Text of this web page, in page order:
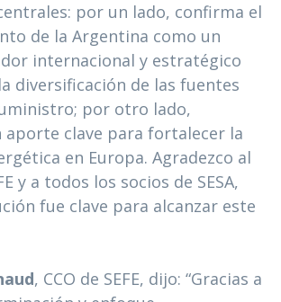
por un lado, confirma el
de la Argentina como un
internacional y estratégico
diversificación de las fuentes
por otro lado,
aporte clave para fortalecer la
en Europa. Agradezco al
y a todos los socios de SESA,
fue clave para alcanzar este
, CCO de SEFE, dijo: “Gracias a